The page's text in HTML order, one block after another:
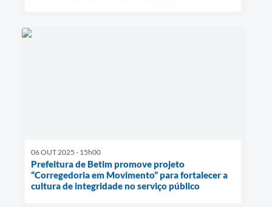
06 OUT 2025 - 15h00
Prefeitura de Betim promove projeto
“Corregedoria em Movimento” para fortalecer a
cultura de integridade no serviço público